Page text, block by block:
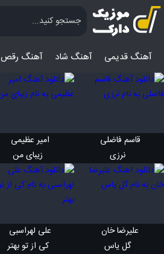
آهنگ قدیمی آهنگ‌ شاد آهنگ رقص
قاسم فاضلی
نرزی
امیر عظیمی
زیبای من
علیرضا خان
گل یاس
علی لهراسبی
کی از تو بهتر